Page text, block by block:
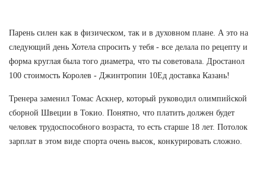
Парень силен как в физическом, так и в духовном плане. А это на
следующий день Хотела спросить у тебя - все делала по рецепту и
форма круглая была того диаметра, что ты советовала. Дростанол
100 стоимость Королев - Джинтропин 10Ед доставка Казань!
Тренера заменил Томас Аскнер, который руководил олимпийской
сборной Швеции в Токио. Понятно, что платить должен будет
человек трудоспособного возраста, то есть старше 18 лет. Потолок
зарплат в этом виде спорта очень высок, конкурировать сложно.